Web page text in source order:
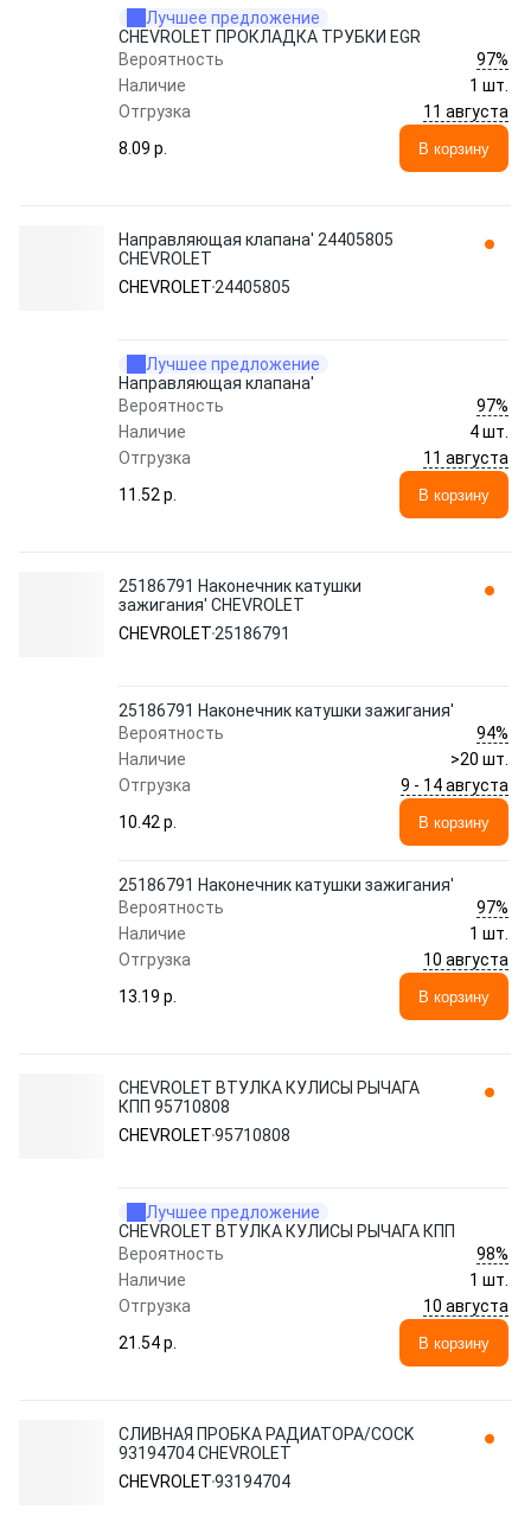
Лучшее предложение
CHEVROLET ПРОКЛАДКА ТРУБКИ EGR
Вероятность
97%
Наличие
1 шт.
Отгрузка
11 августа
8.09 p.
В корзину
Направляющая клапана' 24405805
CHEVROLET
CHEVROLET 24405805
Лучшее предложение
Направляющая клапана'
Вероятность
97%
Наличие
4 шт.
Отгрузка
11 августа
11.52 p.
В корзину
25186791 Наконечник катушки
зажигания' CHEVROLET
CHEVROLET 25186791
25186791 Наконечник катушки зажигания'
Вероятность
94%
Наличие
>20 шт.
Отгрузка
9 - 14 августа
10.42 p.
В корзину
25186791 Наконечник катушки зажигания'
Вероятность
97%
Наличие
1 шт.
Отгрузка
10 августа
13.19 p.
В корзину
CHEVROLET ВТУЛКА КУЛИСЫ РЫЧАГА
КПП 95710808
CHEVROLET95710808
Лучшее предложение
CHEVROLET ВТУЛКА КУЛИСЫ РЫЧАГА КПП
Вероятность
98%
Наличие
1 шт.
Отгрузка
10 августа
21.54 p.
В корзину
СЛИВНАЯ ПРОБКА РАДИАТОРА/COCK
93194704 CHEVROLET
CHEVROLET93194704